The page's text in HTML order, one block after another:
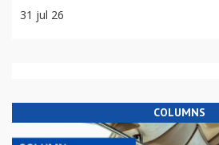
31 jul 26
COLUMNS